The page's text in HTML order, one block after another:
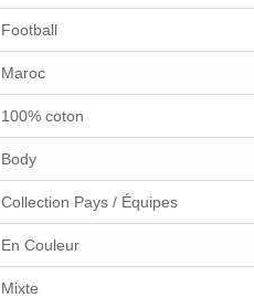
Football
Maroc
100% coton
Body
Collection Pays / Équipes
En Couleur
Mixte